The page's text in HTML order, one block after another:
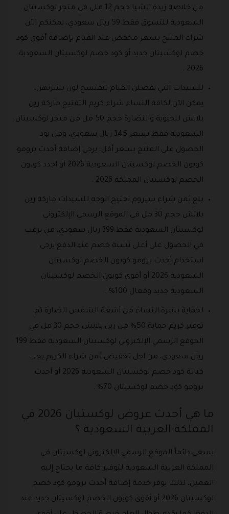
من خلاصة زبدة الشيا حجم 12 ملي في متجر لوكسيتان
السعودية للتسوق فقط 59 ريال سعودي، يمكنكم الآن
شراء المنتج بسعر مخفض عند القيام بإضافة أقوى كود
خصم لوكسيتان جديد أو كود خصم لوكسيتان السعودية
2026 .
للسيدات التي يفضلن القيام بتفتسح لون بشرتهن،
يمكن الآن لكافة النساء شراء كريم التفتيح ماركة رين
بلانش للحيوية والنضارة حجم 50 مل من متجر لوكسيتان
السعودية فقط بسعر 345 ريال سعودي، ومن يود
الحصول على المنتج بسعر أقل، يرجى إضافة أحدث برومو
كوبون الخصم لوكسيتان السعودية 2026 أو اجدد كوبون
الخصم لوكسيتان المملكة 2026 .
بلغ ثمن شراء سيروم تفتيح الوجه للسيدات ماركة رين
بلانش حجم 30 مل في الموقع الرسمي الإلكتروني
لوكسيتان السعودية فقط 399 ريال سعودي، من يرغب
في الحصول على أعلى نسبة خصم عند الدفع يرجى
استخدام أحدث برومو كوبون الخصم لوكسيتان
السعودية 2026 أو أقوى كوبون الخصم لوكسيتان
السعودية جديد وفعال 100% .
لحماية بشرة النساء من أشعة الشمس الضارة تم
توفير كريم حماية 50% من رين بلانش حجم 30 مل في
الموقع الرسمي الإلكتروني لوكسيتان السعودية فقط 199
ريال سعودي، من اجل تخفيض ثمن شراء الكريم يجب
كتابة كود خصم لوكسيتان السعودية 2026 أو أحدث
برومو كود خصم لوكسيتان 70% .
ما هي أحدث عروض لوكستيان 2026 في
المملكة العربية السعودية ؟
يسعى دائماً الموقع الرسمي الإلكتروني لوكسيتان في
المملكة العربية السعودية لتوفير كافة ما يحتاج إليه
العميل، لذلك يوفر خدمة إضافة أحدث برومو كود خصم
لوكسيتان 2026 أو أقوى كوبون الخصم لوكسيتان جديد عند